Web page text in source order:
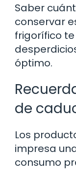
Saber
conservar
frigorífico
óptimo.
de
Los
impresa
consumo